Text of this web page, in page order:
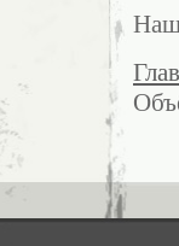
Наш